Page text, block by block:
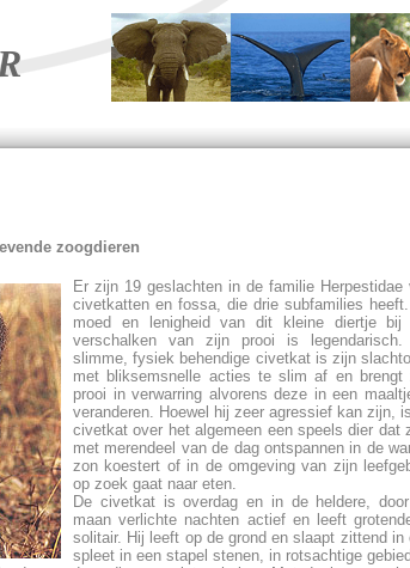
zoogdieren
Er zijn 19 geslachten in de familie Herpestidae
civetkatten en fossa, die drie subfamilies
moed en lenigheid van dit kleine diertje bij
verschalken van zijn prooi is legendarisch.
slimme, fysiek behendige civetkat is zijn
met bliksemsnelle acties te slim af en brengt
prooi in verwarring alvorens deze in een
veranderen. Hoewel hij zeer agressief kan zijn,
civetkat over het algemeen een speels dier dat
met merendeel van de dag ontspannen in de
zon koestert of in de omgeving van zijn
op zoek gaat naar eten.
De civetkat is overdag en in de heldere,
maan verlichte nachten actief en leeft
solitair. Hij leeft op de grond en slaapt zittend in
spleet in een stapel stenen, in rotsachtige